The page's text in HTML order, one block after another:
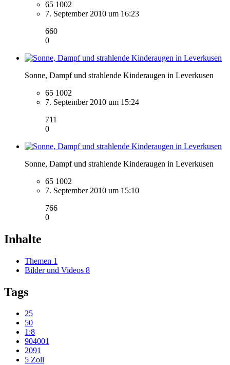
65 1002
7. September 2010 um 16:23
660
0
Sonne, Dampf und strahlende Kinderaugen in Leverkusen
65 1002
7. September 2010 um 15:24
711
0
Sonne, Dampf und strahlende Kinderaugen in Leverkusen
65 1002
7. September 2010 um 15:10
766
0
Inhalte
Themen 1
Bilder und Videos 8
Tags
25
50
1:8
904001
2091
5 Zoll